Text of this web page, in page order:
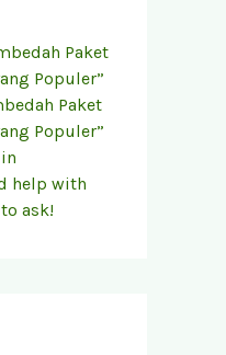
Paket
Populer”
Paket
Populer”
help with
ask!